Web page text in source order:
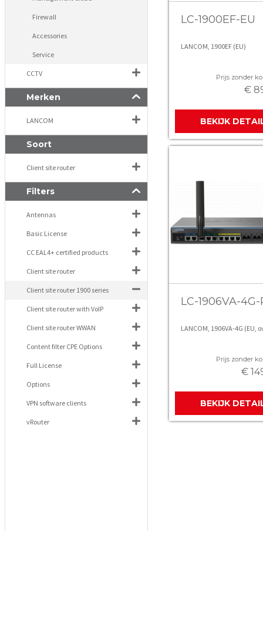
LC-1900EF-EU
LANCOM, 1900EF (EU)
Prijs zonder
€
BEKIJK
LC-1906VA-4G-
LANCOM, 1906VA-4G (EU,
Prijs zonder
€
BEKIJK
Firewall
Accessories
Service
CCTV
Merken
LANCOM
Soort
Client site router
Filters
Antennas
Basic License
CC EAL4+ certified products
Client site router
Client site router 1900 series
Client site router with VoIP
Client site router WWAN
Content filter CPE Options
Full License
Options
VPN software clients
vRouter